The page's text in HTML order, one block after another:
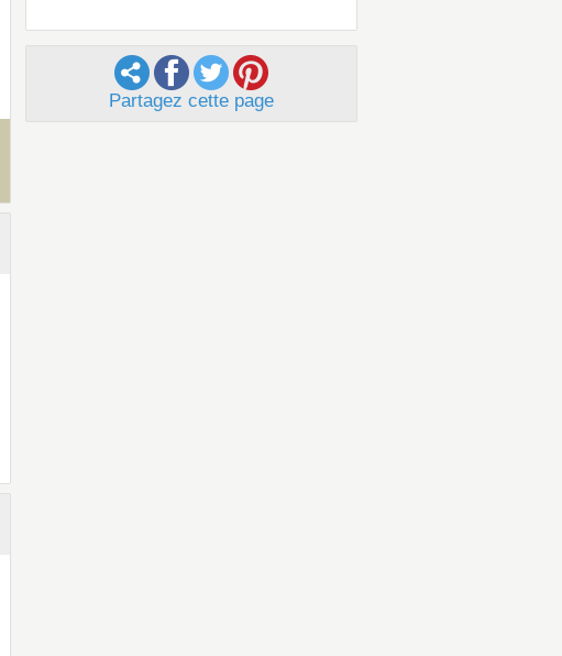
Partagez cette page